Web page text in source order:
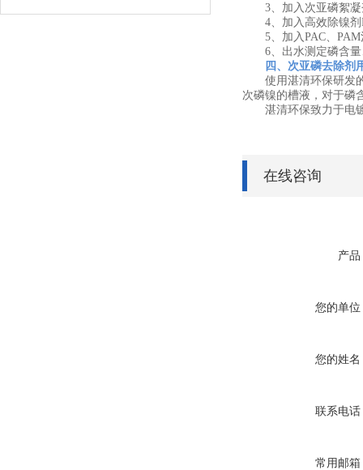
3、加入次亚磷絮凝
4、加入高效除镍剂
5、加入PAC、PAM
6、出水测定磷含量
四、次亚磷去除剂
使用湛清环保研发的
次磷镍的槽液，对于磷
湛清环保致力于电镀
在线咨询
产品
您的单位
您的姓名
联系电话
常用邮箱